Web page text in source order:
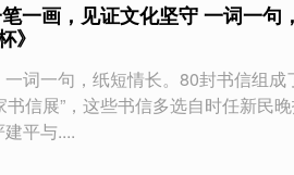
一画，见证文化坚守 一词一
》
一词一句，纸短情长。80封书信组
信展”，这些书信多选自时任新民
平与....